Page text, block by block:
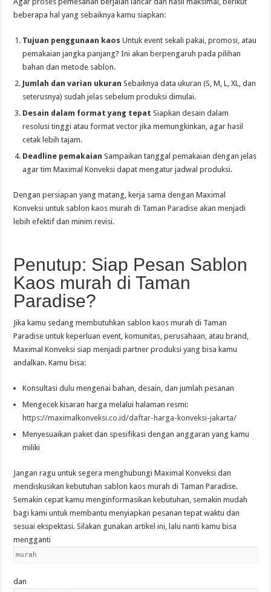
beberapa hal yang sebaiknya kamu siapkan:
Tujuan penggunaan kaos Untuk event sekali pakai, promosi, atau
pemakaian jangka panjang? Ini akan berpengaruh pada pilihan
bahan dan metode sablon.
Jumlah dan varian ukuran Sebaiknya data ukuran (S, M, L, XL, dan
seterusnya) sudah jelas sebelum produksi dimulai.
Desain dalam format yang tepat Siapkan desain dalam
resolusi tinggi atau format vector jika memungkinkan, agar hasil
cetak lebih tajam.
Deadline pemakaian Sampaikan tanggal pemakaian dengan jelas
agar tim Maximal Konveksi dapat mengatur jadwal produksi.
Dengan persiapan yang matang, kerja sama dengan Maximal
Konveksi untuk sablon kaos murah di Taman Paradise akan menjadi
lebih efektif dan minim revisi.
Penutup: Siap Pesan Sablon
Kaos murah di Taman
Paradise?
Jika kamu sedang membutuhkan sablon kaos murah di Taman
Paradise untuk keperluan event, komunitas, perusahaan, atau brand,
Maximal Konveksi siap menjadi partner produksi yang bisa kamu
andalkan. Kamu bisa:
Konsultasi dulu mengenai bahan, desain, dan jumlah pesanan
Mengecek kisaran harga melalui halaman resmi:
https://maximalkonveksi.co.id/daftar-harga-konveksi-jakarta/
Menyesuaikan paket dan spesifikasi dengan anggaran yang kamu
miliki
Jangan ragu untuk segera menghubungi Maximal Konveksi dan
mendiskusikan kebutuhan sablon kaos murah di Taman Paradise.
Semakin cepat kamu menginformasikan kebutuhan, semakin mudah
bagi kami untuk membantu menyiapkan pesanan tepat waktu dan
sesuai ekspektasi. Silakan gunakan artikel ini, lalu nanti kamu bisa
mengganti
murah
dan